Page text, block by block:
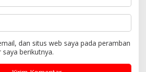
dan situs web saya pada peramban
berikutnya.